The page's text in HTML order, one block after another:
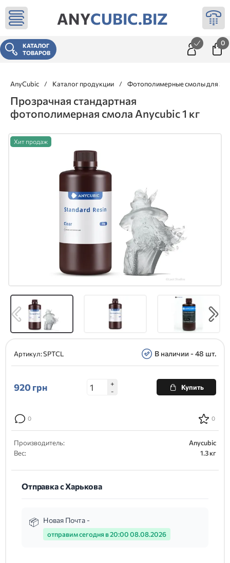
ANYCUBIC.BIZ
КАТАЛОГ
ТОВАРОВ
0
AnyCubic / Каталог продукции / Фотополимерные смолы для 3д
Прозрачная стандартная
фотополимерная смола Anycubic 1 кг
Хит продаж
Артикул:SPTCL В наличии - 48 шт.
920грн
+
-
Купить
0 0
Производитель:
Anycubic
Вес:
1.3 кг
Отправка с Харькова
Новая Почта -
отправим сегодня в 20:00 08.08.2026